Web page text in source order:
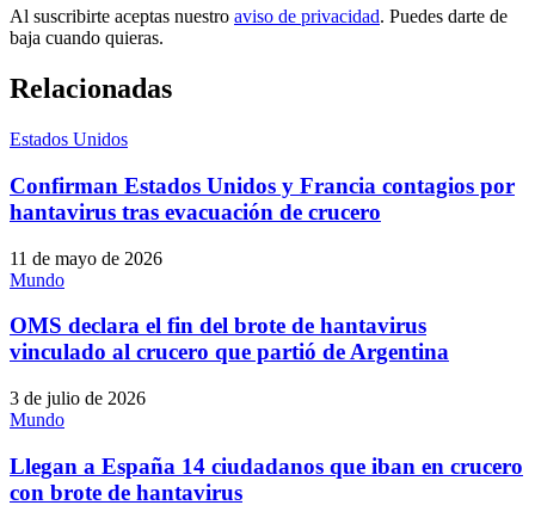
Al suscribirte aceptas nuestro aviso de privacidad. Puedes darte de
baja cuando quieras.
Relacionadas
Estados Unidos
Confirman Estados Unidos y Francia contagios por
hantavirus tras evacuación de crucero
11 de mayo de 2026
Mundo
OMS declara el fin del brote de hantavirus
vinculado al crucero que partió de Argentina
3 de julio de 2026
Mundo
Llegan a España 14 ciudadanos que iban en crucero
con brote de hantavirus